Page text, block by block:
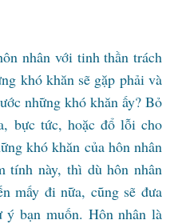
nhân với tinh thần trách
khó khăn sẽ gặp phải và
những khó khăn ấy? Bỏ
bực tức, hoặc đổ lỗi cho
khó khăn của hôn nhân
tính này, thì dù hôn nhân
mấy đi nữa, cũng sẽ đưa
ý bạn muốn. Hôn nhân là